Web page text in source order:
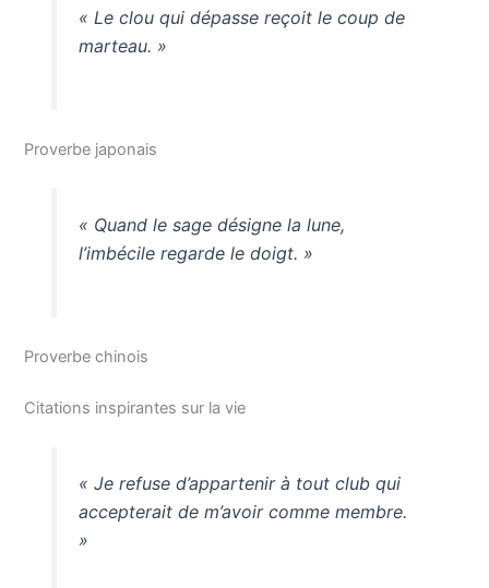
« Le clou qui dépasse reçoit le coup de
marteau. »
Proverbe japonais
« Quand le sage désigne la lune,
l’imbécile regarde le doigt. »
Proverbe chinois
Citations inspirantes sur la vie
« Je refuse d’appartenir à tout club qui
accepterait de m’avoir comme membre.
»